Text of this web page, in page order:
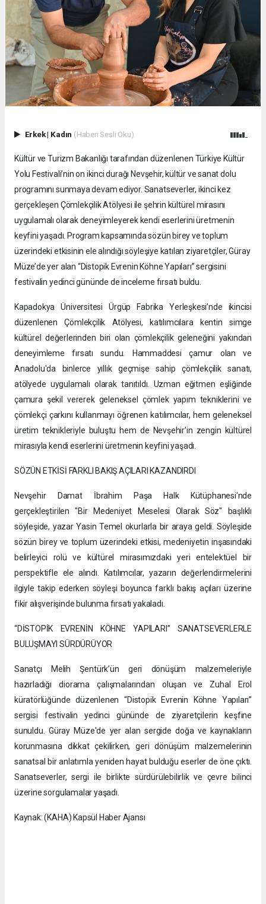
Erkek| Kadın (Haberi Sesli Oku)
Kültür ve Turizm Bakanlığı tarafından düzenlenen Türkiye Kültür
Yolu Festivali’nin on ikinci durağı Nevşehir, kültür ve sanat dolu
programını sunmaya devam ediyor. Sanatseverler, ikinci kez
gerçekleşen Çömlekçilik Atölyesi ile şehrin kültürel mirasını
uygulamalı olarak deneyimleyerek kendi eserlerini üretmenin
keyfini yaşadı. Program kapsamında sözün birey ve toplum
üzerindeki etkisinin ele alındığı söyleşiye katılan ziyaretçiler, Güray
Müze’de yer alan “Distopik Evrenin Köhne Yapıları” sergisini
festivalin yedinci gününde de inceleme fırsatı buldu.
Kapadokya Üniversitesi Ürgüp Fabrika Yerleşkesi’nde ikincisi
düzenlenen Çömlekçilik Atölyesi, katılımcılara kentin simge
kültürel değerlerinden biri olan çömlekçilik geleneğini yakından
deneyimleme fırsatı sundu. Hammaddesi çamur olan ve
Anadolu'da binlerce yıllık geçmişe sahip çömlekçilik sanatı,
atölyede uygulamalı olarak tanıtıldı. Uzman eğitmen eşliğinde
çamura şekil vererek geleneksel çömlek yapım tekniklerini ve
çömlekçi çarkını kullanmayı öğrenen katılımcılar, hem geleneksel
üretim teknikleriyle buluştu hem de Nevşehir'in zengin kültürel
mirasıyla kendi eserlerini üretmenin keyfini yaşadı.
SÖZÜN ETKİSİ FARKLI BAKIŞ AÇILARI KAZANDIRDI
Nevşehir Damat İbrahim Paşa Halk Kütüphanesi'nde
gerçekleştirilen "Bir Medeniyet Meselesi Olarak Söz" başlıklı
söyleşide, yazar Yasin Temel okurlarla bir araya geldi. Söyleşide
sözün birey ve toplum üzerindeki etkisi, medeniyetin inşasındaki
belirleyici rolü ve kültürel mirasımızdaki yeri entelektüel bir
perspektifle ele alındı. Katılımcılar, yazarın değerlendirmelerini
ilgiyle takip ederken söyleşi boyunca farklı bakış açıları üzerine
fikir alışverişinde bulunma fırsatı yakaladı.
“DİSTOPİK EVRENİN KÖHNE YAPILARI” SANATSEVERLERLE
BULUŞMAYI SÜRDÜRÜYOR
Sanatçı Melih Şentürk’ün geri dönüşüm malzemeleriyle
hazırladığı diorama çalışmalarından oluşan ve Zuhal Erol
küratörlüğünde düzenlenen “Distopik Evrenin Köhne Yapıları”
sergisi festivalin yedinci gününde de ziyaretçilerin keşfine
sunuldu. Güray Müze'de yer alan sergide doğa ve kaynakların
korunmasına dikkat çekilirken, geri dönüşüm malzemelerinin
sanatsal bir anlatımla yeniden hayat bulduğu eserler de öne çıktı.
Sanatseverler, sergi ile birlikte sürdürülebilirlik ve çevre bilinci
üzerine sorgulamalar yaşadı.
Kaynak: (KAHA) Kapsül Haber Ajansı